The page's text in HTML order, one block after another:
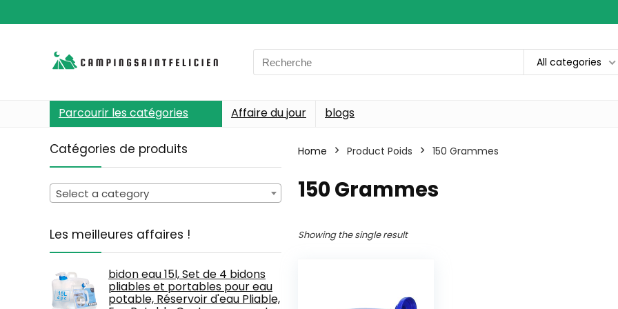
Search
for:
All categories
Parcourir les catégories Affaire du jour blogs
Catégories de produits
Select a category
Les meilleures affaires !
bidon eau 15l, Set de 4 bidons
pliables et portables pour eau
potable, Réservoir d'eau Pliable,
Home Product Poids ‎150 Grammes
‎150 Grammes
Showing the single result